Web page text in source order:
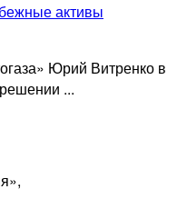
активы
Юрий Витренко в
...